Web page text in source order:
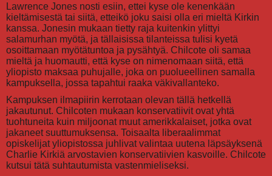
Lawrence Jones nosti esiin, ettei kyse ole kenenkään
kieltämisestä tai siitä, etteikö joku saisi olla eri mieltä Kirkin
kanssa. Jonesin mukaan tietty raja kuitenkin ylittyi
salamurhan myötä, ja tällaisissa tilanteissa tulisi kyetä
osoittamaan myötätuntoa ja pysähtyä. Chilcote oli samaa
mieltä ja huomautti, että kyse on nimenomaan siitä, että
yliopisto maksaa puhujalle, joka on puolueellinen samalla
kampuksella, jossa tapahtui raaka väkivallanteko.
Kampuksen ilmapiirin kerrotaan olevan tällä hetkellä
jakautunut. Chilcoten mukaan konservatiivit ovat yhtä
tuohtuneita kuin miljoonat muut amerikkalaiset, jotka ovat
jakaneet suuttumuksensa. Toisaalta liberaalimmat
opiskelijat yliopistossa juhlivat valintaa uutena läpsäyksenä
Charlie Kirkiä arvostavien konservatiivien kasvoille. Chilcote
kutsui tätä suhtautumista vastenmieliseksi.